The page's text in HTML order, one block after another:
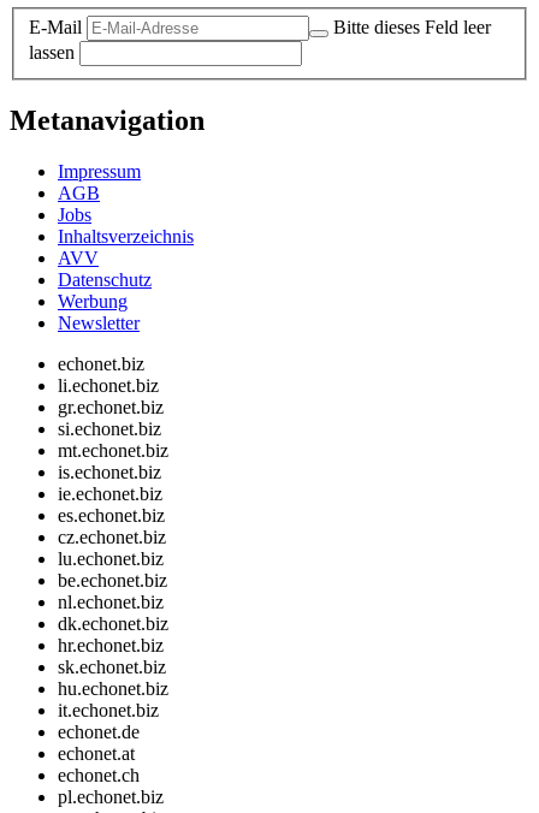
E-Mail
Bitte dieses Feld leer
lassen
Metanavigation
Impressum
AGB
Jobs
Inhaltsverzeichnis
AVV
Datenschutz
Werbung
Newsletter
echonet.biz
li.echonet.biz
gr.echonet.biz
si.echonet.biz
mt.echonet.biz
is.echonet.biz
ie.echonet.biz
es.echonet.biz
cz.echonet.biz
lu.echonet.biz
be.echonet.biz
nl.echonet.biz
dk.echonet.biz
hr.echonet.biz
sk.echonet.biz
hu.echonet.biz
it.echonet.biz
echonet.de
echonet.at
echonet.ch
pl.echonet.biz